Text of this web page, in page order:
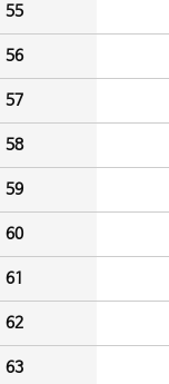
55
56
57
58
59
60
61
62
63